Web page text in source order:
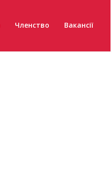
Членство Вакансії